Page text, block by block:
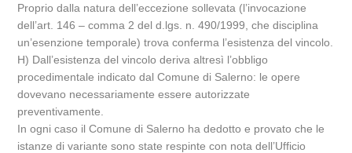
Proprio dalla natura dell’eccezione sollevata (l’invocazione
dell’art. 146 – comma 2 del d.lgs. n. 490/1999, che disciplina
un’esenzione temporale) trova conferma l’esistenza del vincolo.
H) Dall’esistenza del vincolo deriva altresì l’obbligo
procedimentale indicato dal Comune di Salerno: le opere
dovevano necessariamente essere autorizzate
preventivamente.
In ogni caso il Comune di Salerno ha dedotto e provato che le
istanze di variante sono state respinte con nota dell’Ufficio